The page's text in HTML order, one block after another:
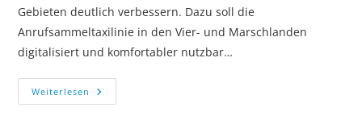
Gebieten deutlich verbessern. Dazu soll die
Anrufsammeltaxilinie in den Vier- und Marschlanden
digitalisiert und komfortabler nutzbar…
Weiterlesen Vier-
Und